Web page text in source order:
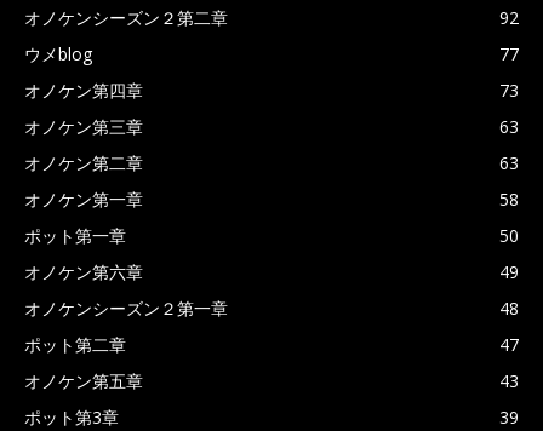
オノケンシーズン２第二章
92
ウメblog
77
オノケン第四章
73
オノケン第三章
63
オノケン第二章
63
オノケン第一章
58
ポット第一章
50
オノケン第六章
49
オノケンシーズン２第一章
48
ポット第二章
47
オノケン第五章
43
ポット第3章
39